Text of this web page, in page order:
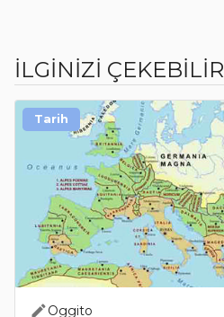
İLGİNİZİ ÇEKEBİLİR
Oggito
Tarih